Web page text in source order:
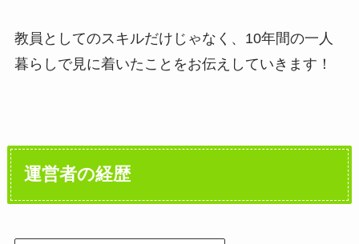
教員としてのスキルだけじゃなく、10年間の一人
暮らしで見に着いたことをお伝えしていきます！
運営者の経歴